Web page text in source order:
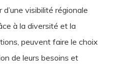
visibilité régionale
à la diversité et la
peuvent faire le choix
de leurs besoins et